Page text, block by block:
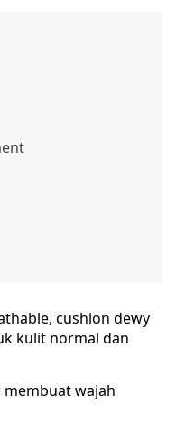
cushion dewy
kulit normal dan
wajah